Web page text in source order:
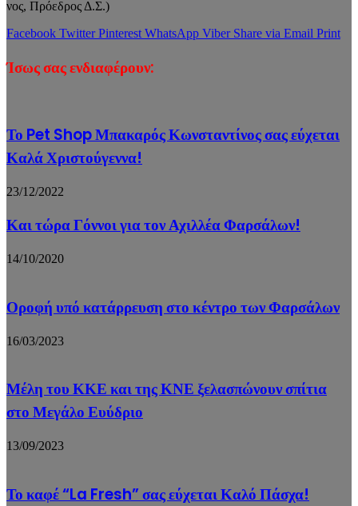
νος, Πρόεδρος Δ.Σ.)
Facebook Twitter Pinterest WhatsApp Viber Share via Email Print
Ίσως σας ενδιαφέρουν:
Το Pet Shop Μπακαρός Κωνσταντίνος σας εύχεται
Καλά Χριστούγεννα!
23/12/2022
Και τώρα Γόννοι για τον Αχιλλέα Φαρσάλων!
14/10/2020
Οροφή υπό κατάρρευση στο κέντρο των Φαρσάλων
16/03/2023
Μέλη του ΚΚΕ και της ΚΝΕ ξελασπώνουν σπίτια
στο Μεγάλο Ευύδριο
13/09/2023
Το καφέ “La Fresh” σας εύχεται Καλό Πάσχα!